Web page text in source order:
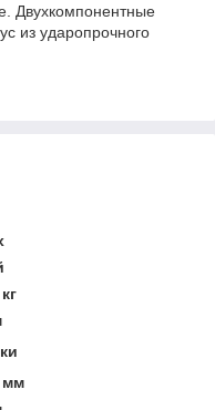
Двухкомпонентные
из ударопрочного
мм